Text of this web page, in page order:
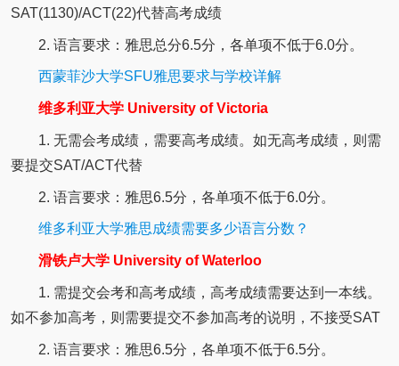
SAT(1130)/ACT(22)代替高考成绩
2. 语言要求：雅思总分6.5分，各单项不低于6.0分。
西蒙菲沙大学SFU雅思要求与学校详解
维多利亚大学 University of Victoria
1. 无需会考成绩，需要高考成绩。如无高考成绩，则需
要提交SAT/ACT代替
2. 语言要求：雅思6.5分，各单项不低于6.0分。
维多利亚大学雅思成绩需要多少语言分数？
滑铁卢大学 University of Waterloo
1. 需提交会考和高考成绩，高考成绩需要达到一本线。
如不参加高考，则需要提交不参加高考的说明，不接受SAT
2. 语言要求：雅思6.5分，各单项不低于6.5分。